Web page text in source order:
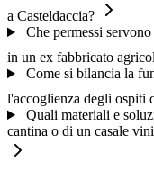
a Casteldaccia?
Che permessi
in un ex fabbricato
Come si bilancia la
l'accoglienza degli ospiti
Quali materiali e
cantina o di un casale